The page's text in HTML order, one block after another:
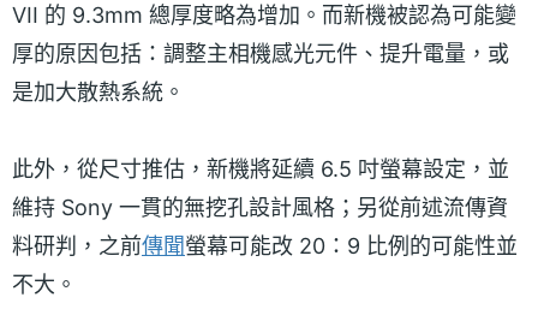
VII 的 9.3mm 總厚度略為增加。而新機被認為可能變
厚的原因包括：調整主相機感光元件、提升電量，或
是加大散熱系統。
此外，從尺寸推估，新機將延續 6.5 吋螢幕設定，並
維持 Sony 一貫的無挖孔設計風格；另從前述流傳資
料研判，之前傳聞螢幕可能改 20：9 比例的可能性並
不大。